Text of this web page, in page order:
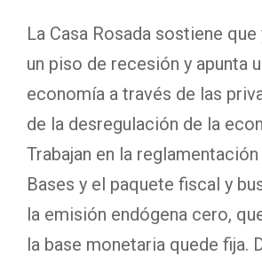
La Casa Rosada sostiene
un piso de recesión y apunta
economía a través de las
de la desregulación de la
Trabajan en la
Bases y el paquete fiscal y
la emisión endógena cero,
la base monetaria quede fija.